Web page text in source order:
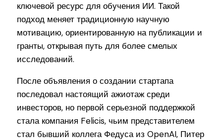
ключевой ресурс для обучения ИИ. Такой
подход меняет традиционную научную
мотивацию, ориентированную на публикации и
гранты, открывая путь для более смелых
исследований.
После объявления о создании стартапа
последовал настоящий ажиотаж среди
инвесторов, но первой серьезной поддержкой
стала компания Felicis, чьим представителем
стал бывший коллега Федуса из OpenAI, Питер